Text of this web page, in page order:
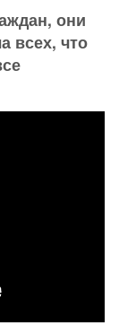
они
всех, что